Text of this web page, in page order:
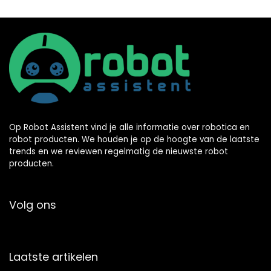
Op Robot Assistent vind je alle informatie over robotica en
robot producten. We houden je op de hoogte van de laatste
trends en we reviewen regelmatig de nieuwste robot
producten.
Volg ons
Laatste artikelen